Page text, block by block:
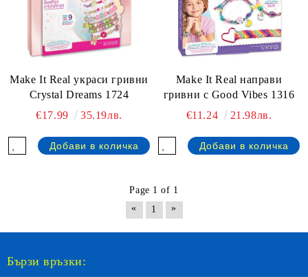
Make It Real украси гривни
Crystal Dreams 1724
€17.99
35.19лв.
Make It Real направи
гривни с Good Vibes 1316
€11.24
21.98лв.
Page 1 of 1
«
1 »
Бързи връзки: